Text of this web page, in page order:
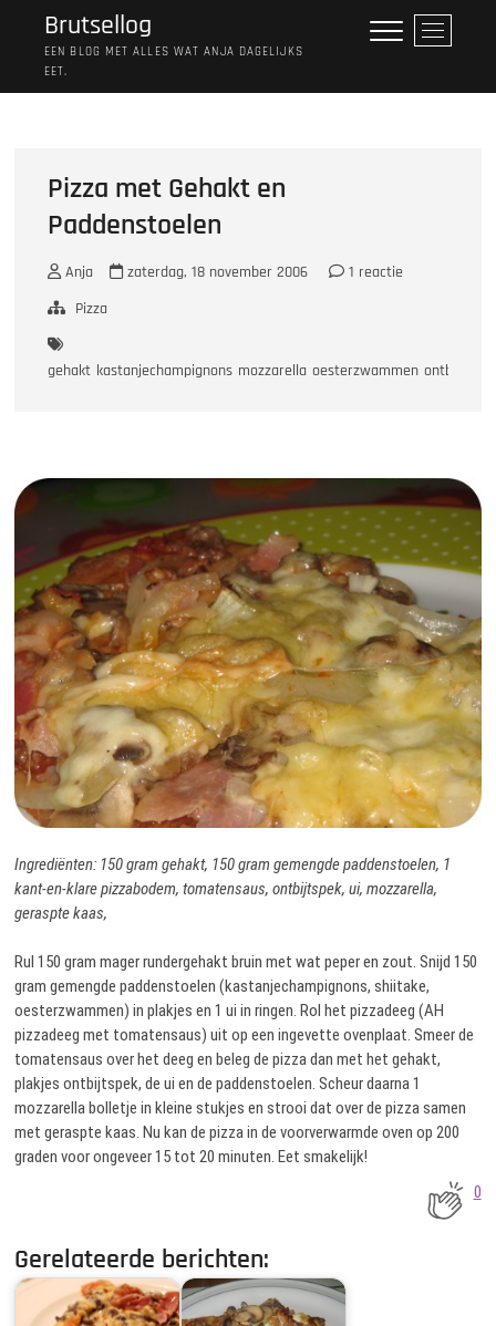
Brutsellog
EEN BLOG MET ALLES WAT ANJA DAGELIJKS
EET.
M
e
Pizza met Gehakt en
Paddenstoelen
Anja zaterdag, 18 november 2006
1 reactie
Pizza
gehakt kastanjechampignons mozzarella oesterzwammen ontbijtspek
Ingrediënten: 150 gram gehakt, 150 gram gemengde paddenstoelen, 1
kant-en-klare pizzabodem, tomatensaus, ontbijtspek, ui, mozzarella,
geraspte kaas,
Rul 150 gram mager rundergehakt bruin met wat peper en zout. Snijd 150
gram gemengde paddenstoelen (kastanjechampignons, shiitake,
oesterzwammen) in plakjes en 1 ui in ringen. Rol het pizzadeeg (AH
pizzadeeg met tomatensaus) uit op een ingevette ovenplaat. Smeer de
tomatensaus over het deeg en beleg de pizza dan met het gehakt,
plakjes ontbijtspek, de ui en de paddenstoelen. Scheur daarna 1
mozzarella bolletje in kleine stukjes en strooi dat over de pizza samen
met geraspte kaas. Nu kan de pizza in de voorverwarmde oven op 200
graden voor ongeveer 15 tot 20 minuten. Eet smakelijk!
0
Gerelateerde berichten: